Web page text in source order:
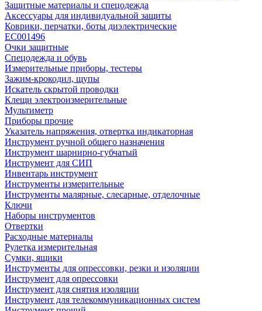
Защитные материалы и спецодежда
Аксессуары для индивидуальной защиты
Коврики, перчатки, боты диэлектрические
EC001496
Очки защитные
Спецодежда и обувь
Измерительные приборы, тестеры
Зажим-крокодил, щупы
Искатель скрытой проводки
Клещи электроизмерительные
Мультиметр
Приборы прочие
Указатель напряжения, отвертка индикаторная
Инструмент ручной общего назначения
Инструмент шарнирно-губчатый
Инструмент для СИП
Инвентарь инструмент
Инструменты измерительные
Инструменты малярные, слесарные, отделочные
Ключи
Наборы инструментов
Отвертки
Расходные материалы
Рулетка измерительная
Сумки, ящики
Инструменты для опрессовки, резки и изоляции
Инструмент для опрессовки
Инструмент для снятия изоляции
Инструмент для телекоммуникационных систем